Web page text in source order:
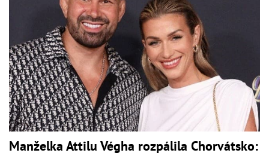
Manželka Attilu Végha rozpálila Chorvátsko: